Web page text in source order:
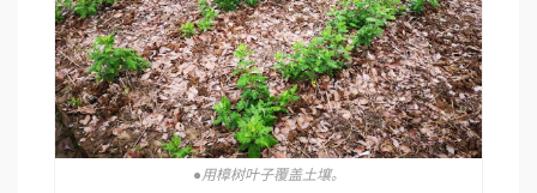
●用樟树叶子覆盖土壤。